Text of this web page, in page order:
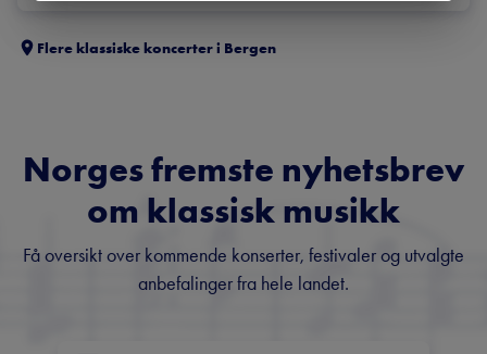
Flere klassiske koncerter i Bergen
Norges fremste nyhetsbrev
om klassisk musikk
Få oversikt over kommende konserter, festivaler og utvalgte
anbefalinger fra hele landet.